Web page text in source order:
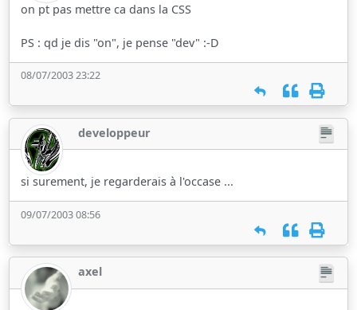
on pt pas mettre ca dans la CSS
PS : qd je dis "on", je pense "dev" :-D
08/07/2003 23:22
developpeur
si surement, je regarderais à l'occase ...
09/07/2003 08:56
axel